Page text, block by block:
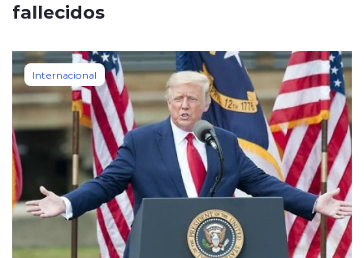
fallecidos
Internacional